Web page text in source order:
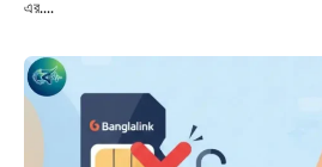
এর....